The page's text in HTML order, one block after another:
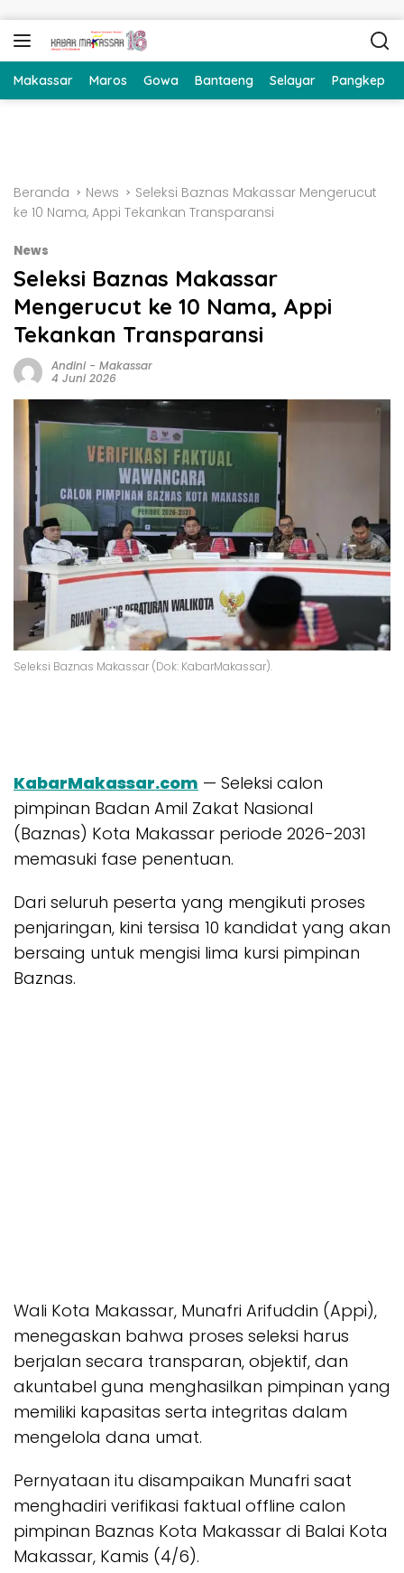
Makassar Maros Gowa Bantaeng Selayar Pangkep
Beranda News
Seleksi Baznas Makassar Mengerucut
ke 10 Nama, Appi Tekankan Transparansi
News
Seleksi Baznas Makassar
Mengerucut ke 10 Nama, Appi
Tekankan Transparansi
Andini- Makassar
4 Juni 2026
Seleksi Baznas Makassar (Dok: KabarMakassar).
KabarMakassar.com — Seleksi calon
pimpinan Badan Amil Zakat Nasional
(Baznas) Kota Makassar periode 2026-2031
memasuki fase penentuan.
Dari seluruh peserta yang mengikuti proses
penjaringan, kini tersisa 10 kandidat yang akan
bersaing untuk mengisi lima kursi pimpinan
Baznas.
Wali Kota Makassar, Munafri Arifuddin (Appi),
menegaskan bahwa proses seleksi harus
berjalan secara transparan, objektif, dan
akuntabel guna menghasilkan pimpinan yang
memiliki kapasitas serta integritas dalam
mengelola dana umat.
Pernyataan itu disampaikan Munafri saat
menghadiri verifikasi faktual offline calon
pimpinan Baznas Kota Makassar di Balai Kota
Makassar, Kamis (4/6).